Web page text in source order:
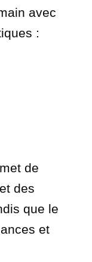
avec
:
de
des
que le
et